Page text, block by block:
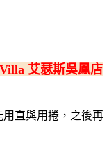
艾瑟斯吳鳳店
直與用捲，之後再